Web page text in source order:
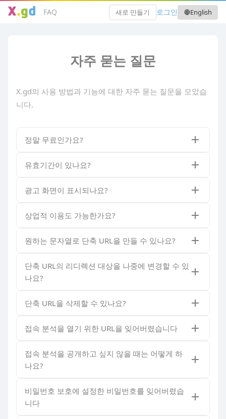
FAQ 새로 만들기 로그인 languageEnglish
자주 묻는 질문
X.gd의 사용 방법과 기능에 대한 자주 묻는 질문을 모았습
니다.
정말 무료인가요?
유효기간이 있나요?
광고 화면이 표시되나요?
상업적 이용도 가능한가요?
원하는 문자열로 단축 URL을 만들 수 있나요?
단축 URL의 리디렉션 대상을 나중에 변경할 수 있
나요?
단축 URL을 삭제할 수 있나요?
접속 분석을 열기 위한 URL을 잊어버렸습니다
접속 분석을 공개하고 싶지 않을 때는 어떻게 하
나요?
비밀번호 보호에 설정한 비밀번호를 잊어버렸습
니다